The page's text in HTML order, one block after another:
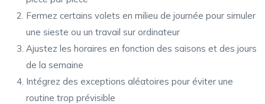
Fermez certains volets en milieu de journée pour simuler
une sieste ou un travail sur ordinateur
Ajustez les horaires en fonction des saisons et des jours
de la semaine
Intégrez des exceptions aléatoires pour éviter une
routine trop prévisible